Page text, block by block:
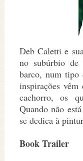
Deb Caletti e
no subúrbio
barco, num tipo
inspirações
cachorro, os
Quando não
se dedica à
Book Trailer